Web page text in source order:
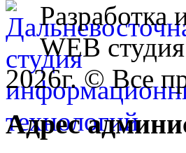
Разработка
WEB
2026г. © Все
Адрес